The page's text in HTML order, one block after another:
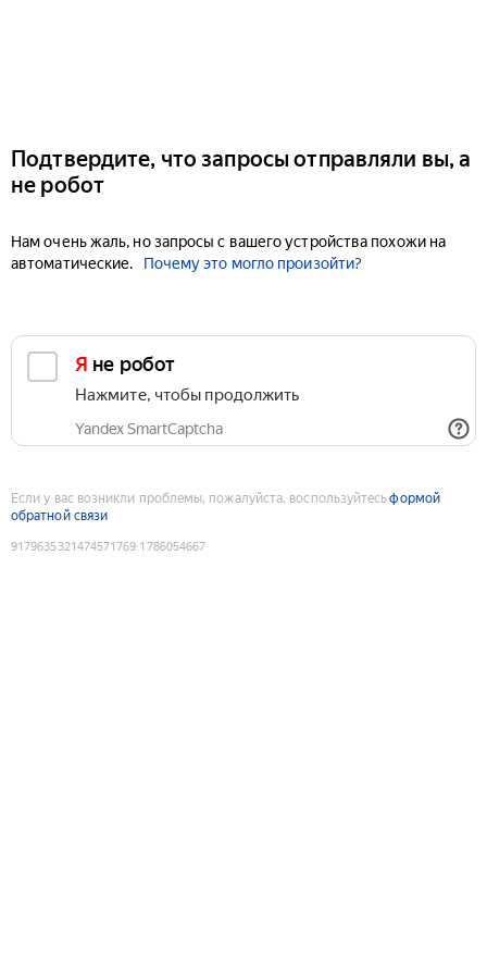
Подтвердите, что запросы отправляли вы, а
не робот
Нам очень жаль, но запросы с вашего устройства похожи на
автоматические.
Почему это могло произойти?
Я не робот
Нажмите, чтобы продолжить
Yandex SmartCaptcha
Если у вас возникли проблемы, пожалуйста, воспользуйтесьформой
обратной связи
9179635321474571769:1786054667